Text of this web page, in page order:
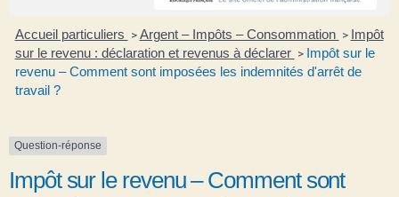
Accueil particuliers > Argent – Impôts – Consommation > Impôt
sur le revenu : déclaration et revenus à déclarer > Impôt sur le
revenu – Comment sont imposées les indemnités d'arrêt de
travail ?
Question-réponse
Impôt sur le revenu – Comment sont